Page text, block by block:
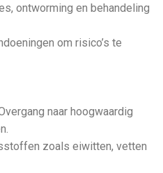
ontworming en behandeling
om risico’s te
naar hoogwaardig
zoals eiwitten, vetten